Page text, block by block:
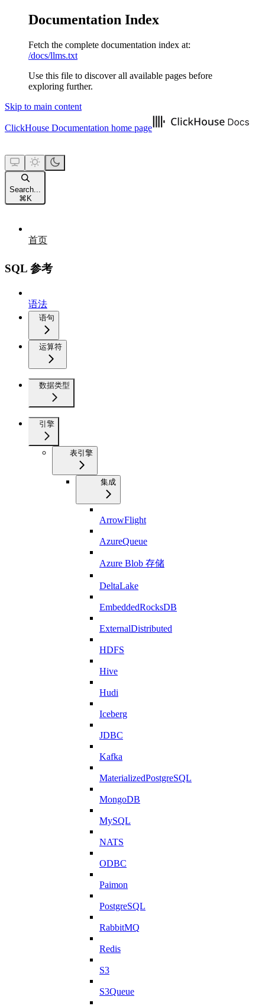
Documentation Index
Fetch the complete documentation index at:
/docs/llms.txt
Use this file to discover all available pages before
exploring further.
Skip to main content
ClickHouse Documentation home page
Search...
⌘ K
首页
SQL 参考
语法
语句
运算符
数据类型
引擎
表引擎
集成
ArrowFlight
AzureQueue
Azure Blob 存储
DeltaLake
EmbeddedRocksDB
ExternalDistributed
HDFS
Hive
Hudi
Iceberg
JDBC
Kafka
MaterializedPostgreSQL
MongoDB
MySQL
NATS
ODBC
Paimon
PostgreSQL
RabbitMQ
Redis
S3
S3Queue